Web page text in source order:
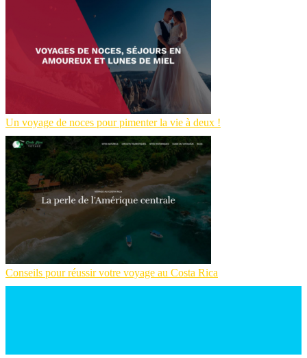
Un voyage de noces pour pimenter la vie à deux !
Conseils pour réussir votre voyage au Costa Rica